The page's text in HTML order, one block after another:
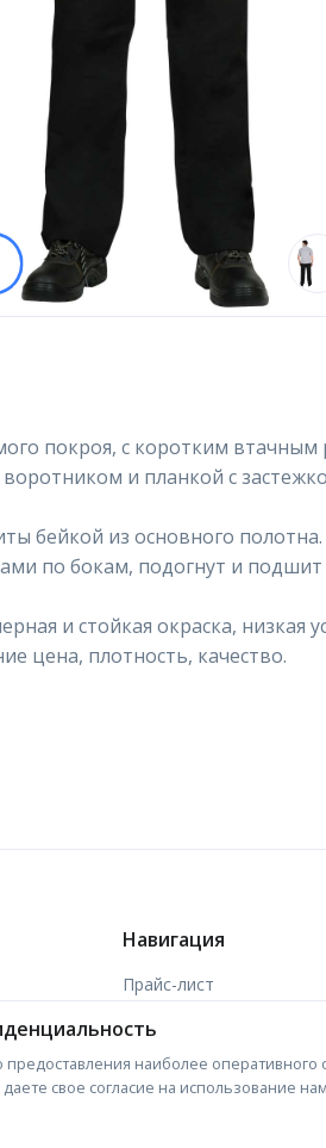
покроя, с коротким втачным
и планкой с
бейкой из основного полотна.
по бокам, подогнут и
и стойкая окраска, низкая
цена, плотность, качество.
оф.23
Навигация
Прайс-лист
Отзывы
Форма связи
наиболее
даете свое согласие на использование